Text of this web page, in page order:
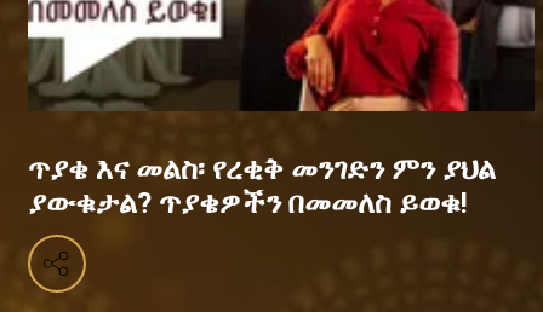
ጥያቄ እና መልስ፡ የረቂቅ መንገድን ምን ያህል
ያውቁታል? ጥያቄዎችን በመመለስ ይወቁ!